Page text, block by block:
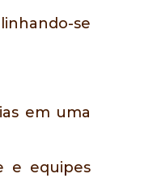
se
em uma
e equipes